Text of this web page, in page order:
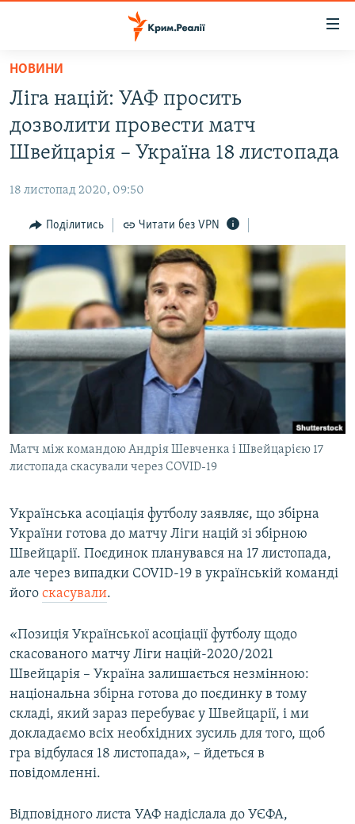
Перейти
основного
матеріалу
Перейти
до
основної
Перейти
до
пошуку
ВОДА.КРИМ
ВІДЕО ТА ФОТО
БЛОГИ
ПОГЛЯД
ІНТЕРВ'Ю
ВСЕ ЗА ДЕНЬ
СПЕЦПРОЕКТИ
ДЕПОРТАЦІЯ
ВІДЕОУРОКИ «ELIFBE»
СВІДЧЕННЯ ОКУПАЦІЇ
УКРАЇНСЬКА ПРОБЛЕМА КРИМУ
ІНФОГРАФІКА
ЯК ОБІЙТИ БЛОКУВАННЯ
Русский
Qırımtatar
ДОЛУЧАЙСЯ!
Усі сайти RFE/RL
НОВИНИ
Ліга націй: УАФ просить
дозволити провести матч
Швейцарія – Україна 18 листопада
18 листопад 2020, 09:50
Поділитись Читати без VPN
Матч між командою Андрія Шевченка і Швейцарією 17
листопада скасували через COVID-19
Українська асоціація футболу заявляє, що збірна
України готова до матчу Ліги націй зі збірною
Швейцарії. Поєдинок планувався на 17 листопада,
але через випадки COVID-19 в українській команді
його скасували.
«Позиція Української асоціації футболу щодо
скасованого матчу Ліги націй-2020/2021
Швейцарія – Україна залишається незмінною:
національна збірна готова до поєдинку в тому
складі, який зараз перебуває у Швейцарії, і ми
докладаємо всіх необхідних зусиль для того, щоб
гра відбулася 18 листопада», – йдеться в
повідомленні.
Відповідного листа УАФ надіслала до УЄФА,